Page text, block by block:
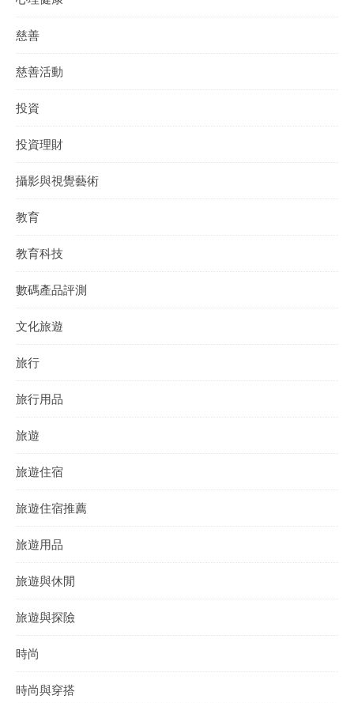
慈善
慈善活動
投資
投資理財
攝影與視覺藝術
教育
教育科技
數碼產品評測
文化旅遊
旅行
旅行用品
旅遊
旅遊住宿
旅遊住宿推薦
旅遊用品
旅遊與休閒
旅遊與探險
時尚
時尚與穿搭